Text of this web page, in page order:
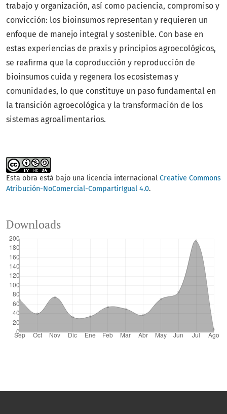
trabajo y organización, así como paciencia, compromiso y
convicción: los bioinsumos representan y requieren un
enfoque de manejo integral y sostenible. Con base en
estas experiencias de praxis y principios agroecológicos,
se reafirma que la coproducción y reproducción de
bioinsumos cuida y regenera los ecosistemas y
comunidades, lo que constituye un paso fundamental en
la transición agroecológica y la transformación de los
sistemas agroalimentarios.
Esta obra está bajo una licencia internacional Creative Commons
Atribución-NoComercial-CompartirIgual 4.0.
Downloads